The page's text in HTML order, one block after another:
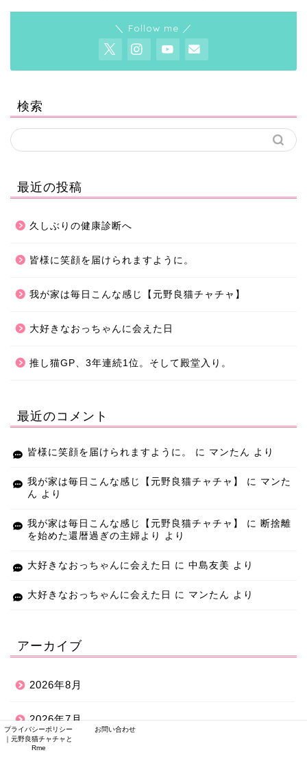
＼ Follow me ／
検索
最近の投稿
久しぶりの健康診断へ
皆様に笑顔を届けられますように。
我が家は毎日こんな感じ【元野良猫チャチャ】
大好きなおっちゃんに会えた日
推し猫GP、3年連続1位。そして殿堂入り。
最近のコメント
皆様に笑顔を届けられますように。 に マンたん より
我が家は毎日こんな感じ【元野良猫チャチャ】 に マンた
ん より
我が家は毎日こんな感じ【元野良猫チャチャ】 に 断捨離
を始めた還暦過ぎの主婦より
より
大好きなおっちゃんに会えた日 に 中島友美 より
大好きなおっちゃんに会えた日 に マンたん より
アーカイブ
2026年8月
2026年7月
2026年6月
プライバシーポリシー
｜元野良猫チャチャと
Rme
お問い合わせ